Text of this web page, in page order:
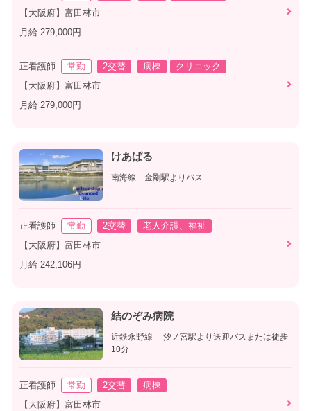
【大阪府】富田林市
月給 279,000円
正看護師 常勤 2交替 病棟
クリニック
【大阪府】富田林市
月給 279,000円
けあぱる
南海線 金剛駅よりバス
正看護師 常勤 2交替
老人介護、福祉
【大阪府】富田林市
月給 242,106円
結のぞみ病院
近鉄永野線 汐ノ宮駅より送迎バスまたは徒歩
10分
正看護師 常勤 2交替
病棟
【大阪府】富田林市